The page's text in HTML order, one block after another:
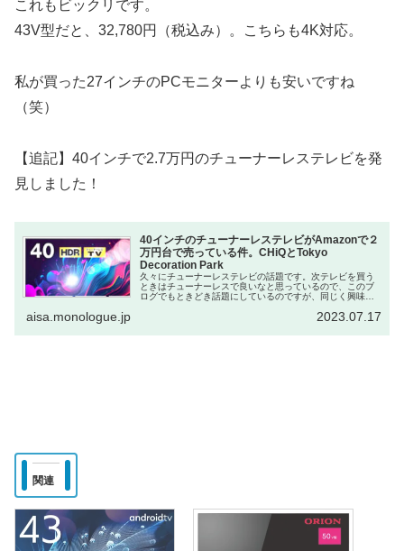
これもビックリです。
43V型だと、32,780円（税込み）。こちらも4K対応。
私が買った27インチのPCモニターよりも安いですね
（笑）
【追記】40インチで2.7万円のチューナーレステレビを発
見しました！
40インチのチューナーレステレビがAmazonで２
万円台で売っている件。CHiQとTokyo
Decoration Park
久々にチューナーレステレビの話題です。次テレビを買う
ときはチューナーレスで良いなと思っているので、このブ
ログでもときどき話題にしているのですが、同じく興味を
aisa.monologue.jp 2023.07.17
関連